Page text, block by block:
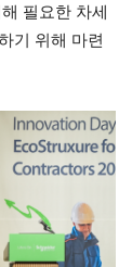
필요한 차세
기 위해 마련